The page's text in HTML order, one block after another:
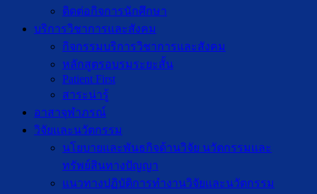
ติดต่อกิจการนักศึกษา
บริการวิชาการและสังคม
กิจกรรมบริการวิชาการและสังคม
หลักสูตรอบรมระยะสั้น
Patient First
สาระน่ารู้
อาสาจุฬาภรณ์
วิจัยและนวัตกรรม
นโยบายและพันธกิจด้านวิจัย นวัตกรรมและ
ทรัพย์สินทางปัญญา
แนวทางปฏิบัติการทำงานวิจัยและนวัตกรรม